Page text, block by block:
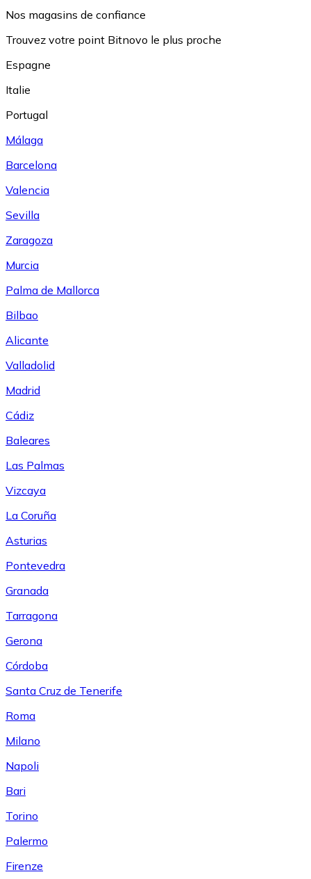
Nos magasins de confiance
Trouvez votre point Bitnovo le plus proche
Espagne
Italie
Portugal
Málaga
Barcelona
Valencia
Sevilla
Zaragoza
Murcia
Palma de Mallorca
Bilbao
Alicante
Valladolid
Madrid
Cádiz
Baleares
Las Palmas
Vizcaya
La Coruña
Asturias
Pontevedra
Granada
Tarragona
Gerona
Córdoba
Santa Cruz de Tenerife
Roma
Milano
Napoli
Bari
Torino
Palermo
Firenze